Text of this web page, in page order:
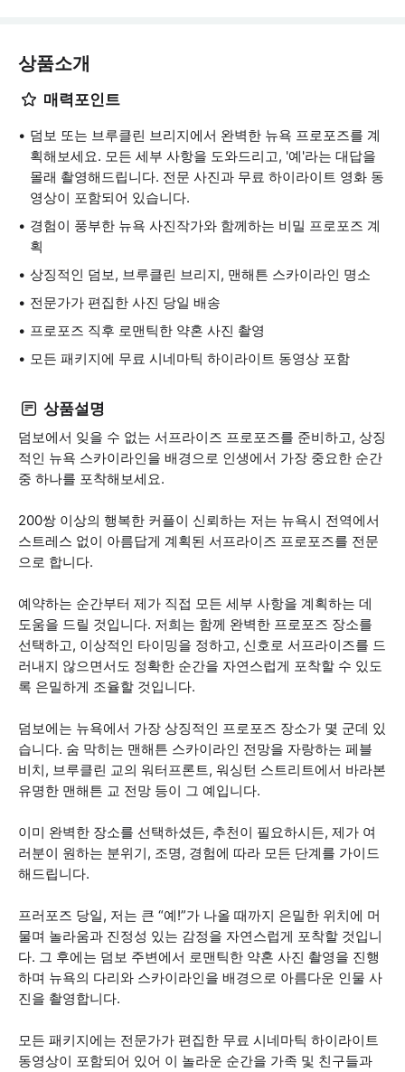
상품소개
매력포인트
덤보 또는 브루클린 브리지에서 완벽한 뉴욕 프로포즈를 계
획해보세요. 모든 세부 사항을 도와드리고, '예'라는 대답을
몰래 촬영해드립니다. 전문 사진과 무료 하이라이트 영화 동
영상이 포함되어 있습니다.
경험이 풍부한 뉴욕 사진작가와 함께하는 비밀 프로포즈 계
획
상징적인 덤보, 브루클린 브리지, 맨해튼 스카이라인 명소
전문가가 편집한 사진 당일 배송
프로포즈 직후 로맨틱한 약혼 사진 촬영
모든 패키지에 무료 시네마틱 하이라이트 동영상 포함
상품설명
덤보에서 잊을 수 없는 서프라이즈 프로포즈를 준비하고, 상징
적인 뉴욕 스카이라인을 배경으로 인생에서 가장 중요한 순간
중 하나를 포착해보세요.
200쌍 이상의 행복한 커플이 신뢰하는 저는 뉴욕시 전역에서
스트레스 없이 아름답게 계획된 서프라이즈 프로포즈를 전문
으로 합니다.
예약하는 순간부터 제가 직접 모든 세부 사항을 계획하는 데
도움을 드릴 것입니다. 저희는 함께 완벽한 프로포즈 장소를
선택하고, 이상적인 타이밍을 정하고, 신호로 서프라이즈를 드
러내지 않으면서도 정확한 순간을 자연스럽게 포착할 수 있도
록 은밀하게 조율할 것입니다.
덤보에는 뉴욕에서 가장 상징적인 프로포즈 장소가 몇 군데 있
습니다. 숨 막히는 맨해튼 스카이라인 전망을 자랑하는 페블
비치, 브루클린 교의 워터프론트, 워싱턴 스트리트에서 바라본
유명한 맨해튼 교 전망 등이 그 예입니다.
이미 완벽한 장소를 선택하셨든, 추천이 필요하시든, 제가 여
러분이 원하는 분위기, 조명, 경험에 따라 모든 단계를 가이드
해드립니다.
프러포즈 당일, 저는 큰 “예!”가 나올 때까지 은밀한 위치에 머
물며 놀라움과 진정성 있는 감정을 자연스럽게 포착할 것입니
다. 그 후에는 덤보 주변에서 로맨틱한 약혼 사진 촬영을 진행
하며 뉴욕의 다리와 스카이라인을 배경으로 아름다운 인물 사
진을 촬영합니다.
모든 패키지에는 전문가가 편집한 무료 시네마틱 하이라이트
동영상이 포함되어 있어 이 놀라운 순간을 가족 및 친구들과